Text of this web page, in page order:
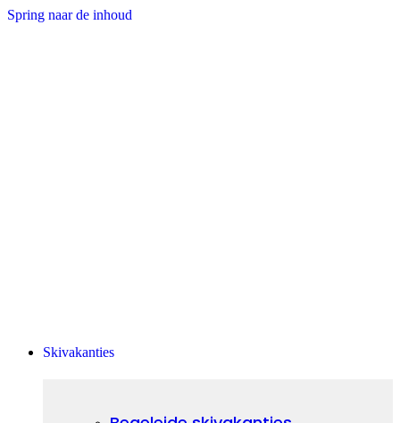
Spring naar de inhoud
Skivakanties